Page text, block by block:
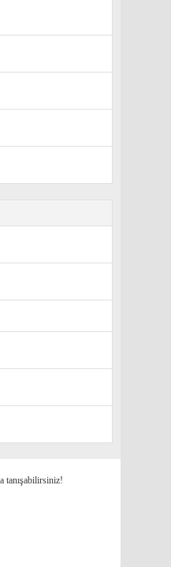
tanışabilirsiniz!